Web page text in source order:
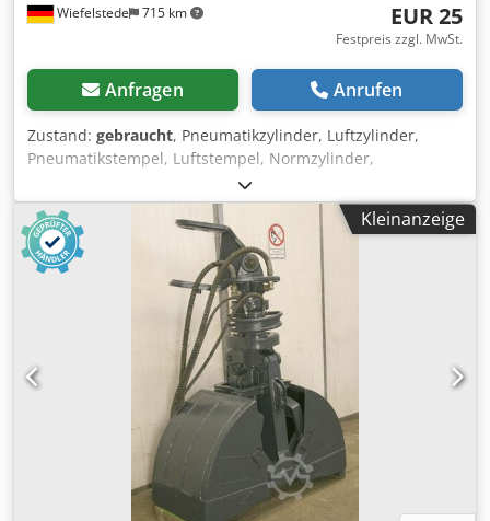
Wiefelstede 715 km EUR 25
Festpreis zzgl. MwSt.
Anfragen Anrufen
Zustand: gebraucht, Pneumatikzylinder, Luftzylinder,
Pneumatikstempel, Luftstempel, Normzylinder,
Kompaktzylinder -Hubweg: 50 mm -Kolbendurchmesser:
50 mm -Kolbenstange: 16 mm -Preis: pro Stück -Anzahl: 2
Stück Dedpfsfbmu Sex Al Tokr -Abmessungen: 100/65/H65
mm -Gewicht: 0,75 kg/Stück
Kleinanzeige